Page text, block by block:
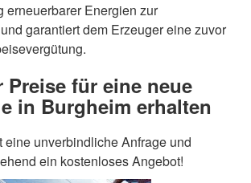
erneuerbarer Energien zur
garantiert dem Erzeuger eine zuvor
Preise für eine neue
in Burgheim erhalten
eine unverbindliche Anfrage und
ein kostenloses Angebot!